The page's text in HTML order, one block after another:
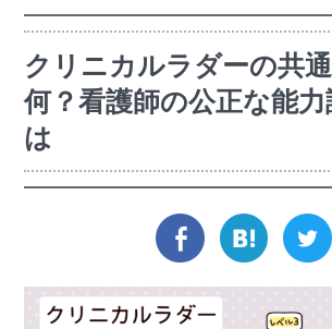
クリニカルラダーの共
何？看護師の公正な能力
は
facebookhatena